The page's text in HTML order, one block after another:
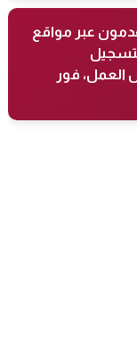
عبر مواقع
العمل، فور